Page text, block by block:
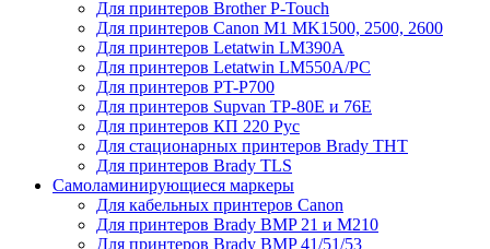
Для принтеров Brother P-Touch
Для принтеров Canon M1 MK1500, 2500, 2600
Для принтеров Letatwin LM390A
Для принтеров Letatwin LM550A/PC
Для принтеров PT-P700
Для принтеров Supvan TP-80E и 76E
Для принтеров КП 220 Рус
Для стационарных принтеров Brady THT
Для принтеров Brady TLS
Самоламинирующиеся маркеры
Для кабельных принтеров Canon
Для принтеров Brady BMP 21 и M210
Для принтеров Brady BMP 41/51/53